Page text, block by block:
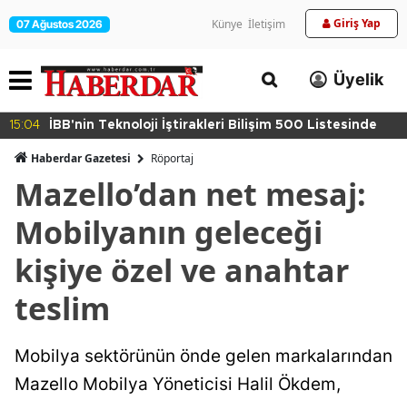
07 Ağustos 2026 Künye İletişim Giriş Yap
Üyelik
15:04 İBB'nin Teknoloji İştirakleri Bilişim 500 Listesinde
Haberdar Gazetesi Röportaj
Mazello’dan net mesaj:
Mobilyanın geleceği
kişiye özel ve anahtar
teslim
Mobilya sektörünün önde gelen markalarından
Mazello Mobilya Yöneticisi Halil Ökdem,